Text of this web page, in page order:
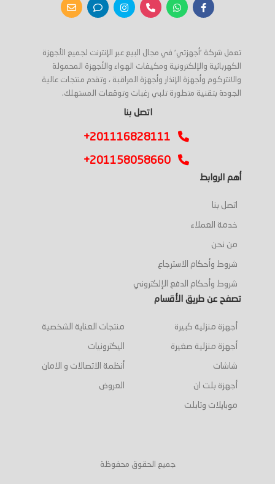
تعمل شركة 'أجهزتي' في مجال البيع عبر الإنترنت لجميع الأجهزة
الكهربائية والإلكترونية ومكيفات الهواء والأجهزة المحمولة
والانتركوم وأجهزة الإنذار وأجهزة المراقبة ، وتقدم منتجات عالية
الجودة بتقنية متطورة تلبي رغبات وتوقعات المستهلك.
اتصل بنا
+201116828111
+201158058660
أهم الروابط
اتصل بنا
خدمة العملاء
من نحن
شروط وأحكام الاسترجاع
شروط وأحكام الدفع الإلكتروني
تصفح عن طريق الأقسام
أجهزة منزلية كبيرة
أجهزة منزلية صغيرة
شاشات
أجهزة بلت ان
موبايلات وتابلت
منتجات العناية الشخصية
اليكترونيات
أنظمة الاتصالات و الامان
العروض
جميع الحقوق محفوظة